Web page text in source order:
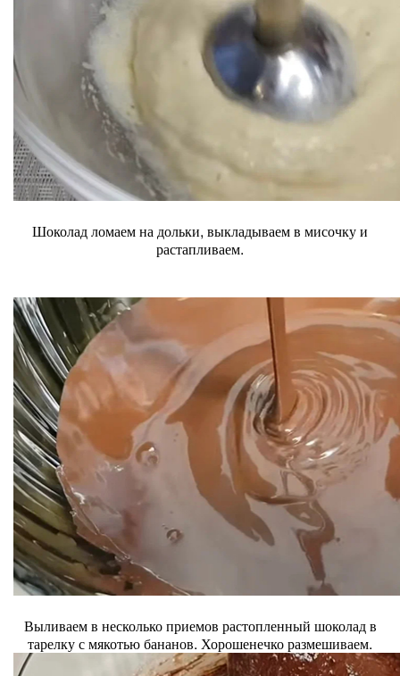
Шоколад ломаем на дольки, выкладываем в мисочку и
растапливаем.
Выливаем в несколько приемов растопленный шоколад в
тарелку с мякотью бананов. Хорошенечко размешиваем.